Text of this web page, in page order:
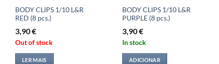
BODY CLIPS 1/10 L&R
RED (8 pcs.)
3,90€
Out of stock
LER MAIS
BODY CLIPS 1/10 L&R
PURPLE (8 pcs.)
3,90€
In stock
ADICIONAR